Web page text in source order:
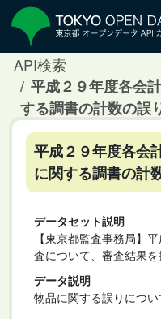
API検索
平成２９年度各会
する調書の計数の誤
平成２９年度各会
に関する調書の計
データセット説明
【東京都監査事務局】
査について、審査結果を
データ説明
物品に関する誤りについ